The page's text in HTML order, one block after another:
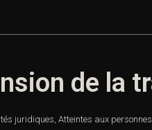
de la
juridiques, Atteintes aux personnes